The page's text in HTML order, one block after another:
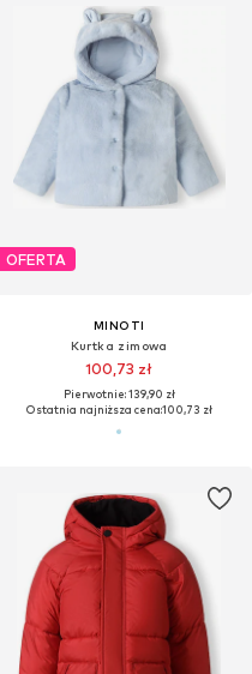
OFERTA
MINOTI
Kurtka zimowa
100,73 zł
Pierwotnie: 139,90 zł
Ostatnia najniższa cena:100,73 zł